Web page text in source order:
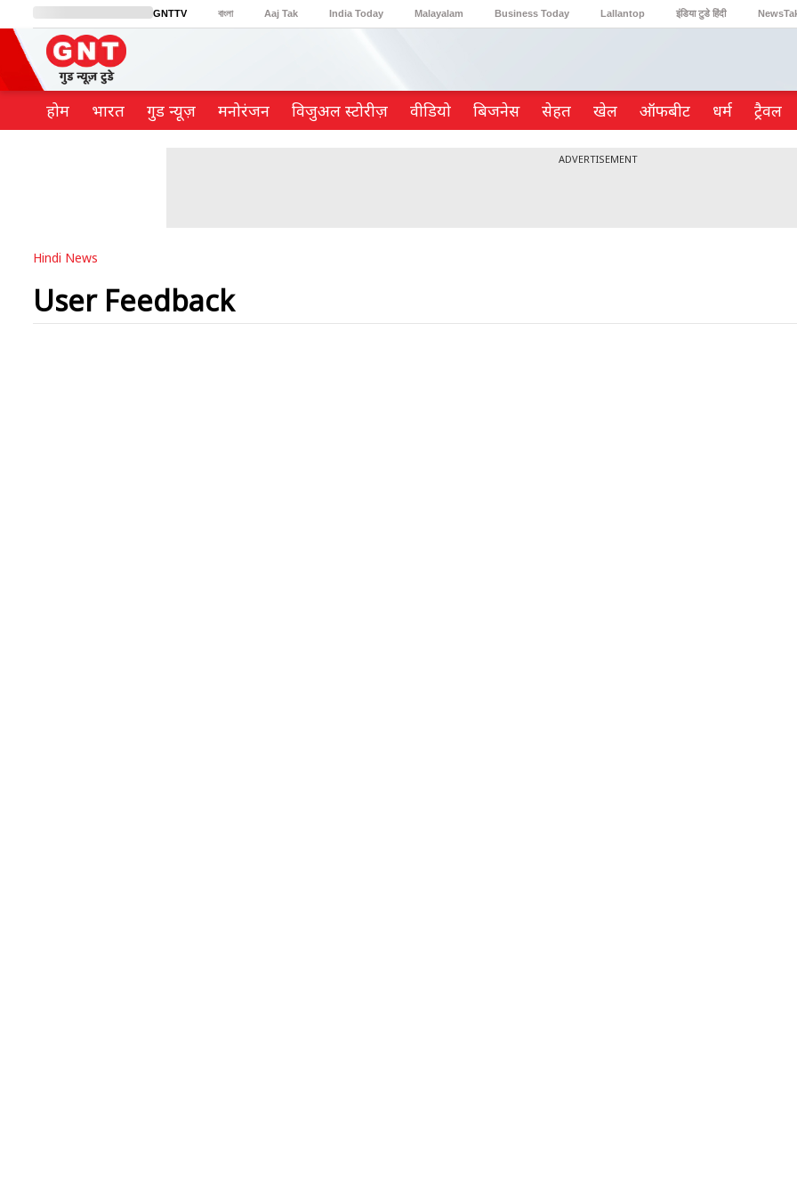
GNTTV বাংলা Aaj Tak India Today Malayalam Business Today Lallantop इंडिया टुडे हिंदी
BT Bazaar Cosmopolitan
होम भारत गुड न्यूज़ मनोरंजन विजुअल स्टोरीज़ वीडियो ब‍िजनेस सेहत खेल ऑफबीट धर्म ट्रैवल
ADVERTISEMENT
Hindi News
User Feedback